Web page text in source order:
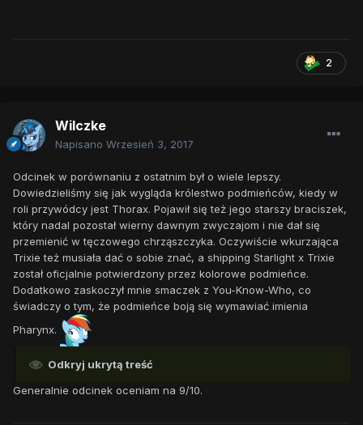
2
Wilczke
Napisano Wrzesień 3, 2017
Odcinek w porównaniu z ostatnim był o wiele lepszy.
Dowiedzieliśmy się jak wygląda królestwo podmieńców, kiedy w
roli przywódcy jest Thorax. Pojawił się też jego starszy braciszek,
który nadal pozostał wierny dawnym zwyczajom i nie dał się
przemienić w tęczowego chrząszczyka. Oczywiście wkurzająca
Trixie też musiała dać o sobie znać, a shipping Starlight x Trixie
został oficjalnie potwierdzony przez kolorowe podmieńce.
Dodatkowo zaskoczył mnie smaczek z You-Know-Who, co
świadczy o tym, że podmieńce boją się wymawiać imienia
Pharynx.
Odkryj ukrytą treść
Generalnie odcinek oceniam na 9/10.